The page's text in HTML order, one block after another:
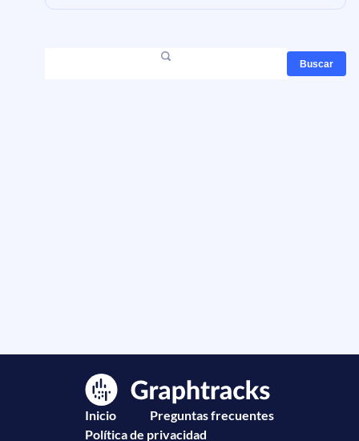
Buscar
Inicio
Preguntas frecuentes
Política de privacidad